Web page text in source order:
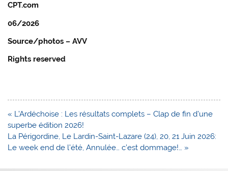
CPT.com
06/2026
Source/photos – AVV
Rights reserved
Navigation
de
l’article
« L’Ardéchoise : Les résultats complets – Clap de fin d’une
superbe édition 2026!
La Périgordine, Le Lardin-Saint-Lazare (24), 20, 21 Juin 2026:
Le week end de l’été, Annulée… c’est dommage!… »